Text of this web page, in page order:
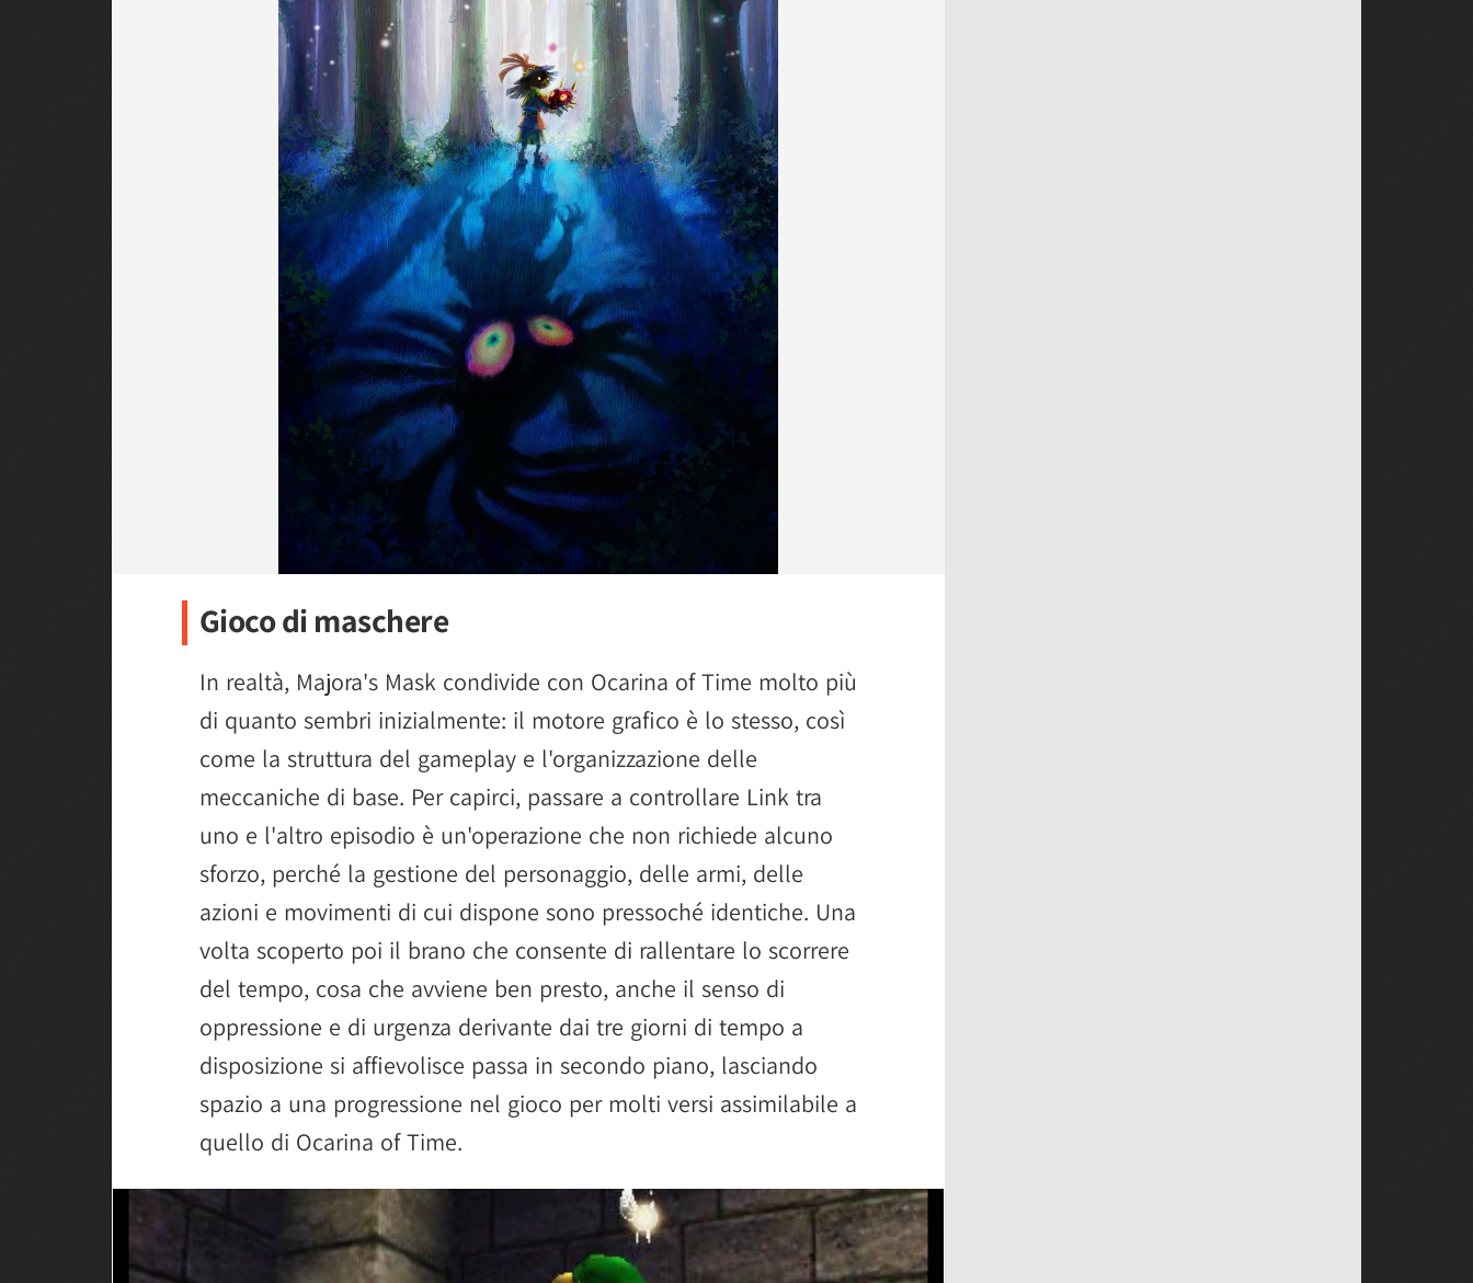
Gioco di maschere
In realtà, Majora's Mask condivide con Ocarina of Time molto più
di quanto sembri inizialmente: il motore grafico è lo stesso, così
come la struttura del gameplay e l'organizzazione delle
meccaniche di base. Per capirci, passare a controllare Link tra
uno e l'altro episodio è un'operazione che non richiede alcuno
sforzo, perché la gestione del personaggio, delle armi, delle
azioni e movimenti di cui dispone sono pressoché identiche. Una
volta scoperto poi il brano che consente di rallentare lo scorrere
del tempo, cosa che avviene ben presto, anche il senso di
oppressione e di urgenza derivante dai tre giorni di tempo a
disposizione si affievolisce passa in secondo piano, lasciando
spazio a una progressione nel gioco per molti versi assimilabile a
quello di Ocarina of Time.